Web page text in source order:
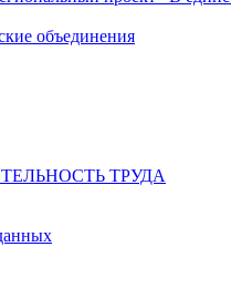
объединения
ТРУДА